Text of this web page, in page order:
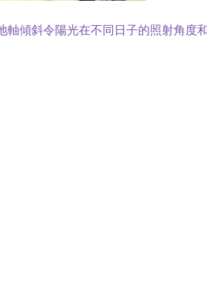
傾斜令陽光在不同日子的照射角度